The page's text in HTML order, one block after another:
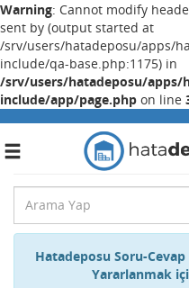
Warning: Cannot modify
sent by (output started at
/srv/users/hatadeposu/apps/
include/qa-base.php:1175) in
/srv/users/hatadeposu/apps/
include/app/page.php on line
Toggle
Hatadeposu Soru-
Yararlanmak